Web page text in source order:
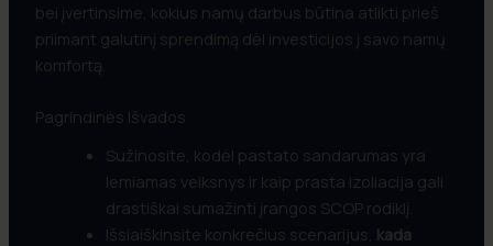
bei įvertinsime, kokius namų darbus būtina atlikti prieš
priimant galutinį sprendimą dėl investicijos į savo namų
komfortą.
Pagrindinės Išvados
Sužinosite, kodėl pastato sandarumas yra
lemiamas veiksnys ir kaip prasta izoliacija gali
drastiškai sumažinti įrangos SCOP rodiklį.
Išsiaiškinsite konkrečius scenarijus, kada